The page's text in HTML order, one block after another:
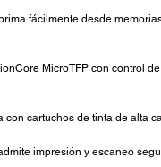
fácilmente desde
MicroTFP con control
cartuchos de tinta de alta
impresión y escaneo